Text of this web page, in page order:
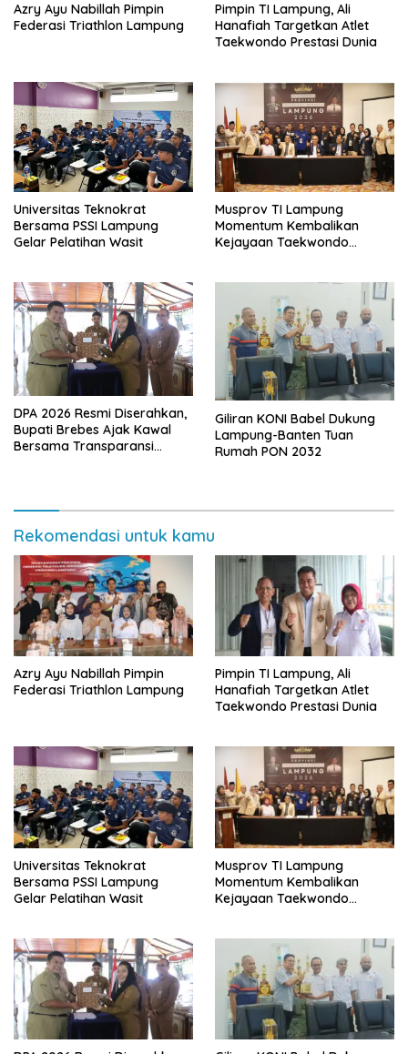
Azry Ayu Nabillah Pimpin
Federasi Triathlon Lampung
Pimpin TI Lampung, Ali
Hanafiah Targetkan Atlet
Taekwondo Prestasi Dunia
Universitas Teknokrat
Bersama PSSI Lampung
Gelar Pelatihan Wasit
Musprov TI Lampung
Momentum Kembalikan
Kejayaan Taekwondo
DPA 2026 Resmi Diserahkan,
Bupati Brebes Ajak Kawal
Bersama Transparansi
Giliran KONI Babel Dukung
Lampung-Banten Tuan
Rumah PON 2032
Rekomendasi untuk kamu
Azry Ayu Nabillah Pimpin
Federasi Triathlon Lampung
Pimpin TI Lampung, Ali
Hanafiah Targetkan Atlet
Taekwondo Prestasi Dunia
Universitas Teknokrat
Bersama PSSI Lampung
Gelar Pelatihan Wasit
Musprov TI Lampung
Momentum Kembalikan
Kejayaan Taekwondo